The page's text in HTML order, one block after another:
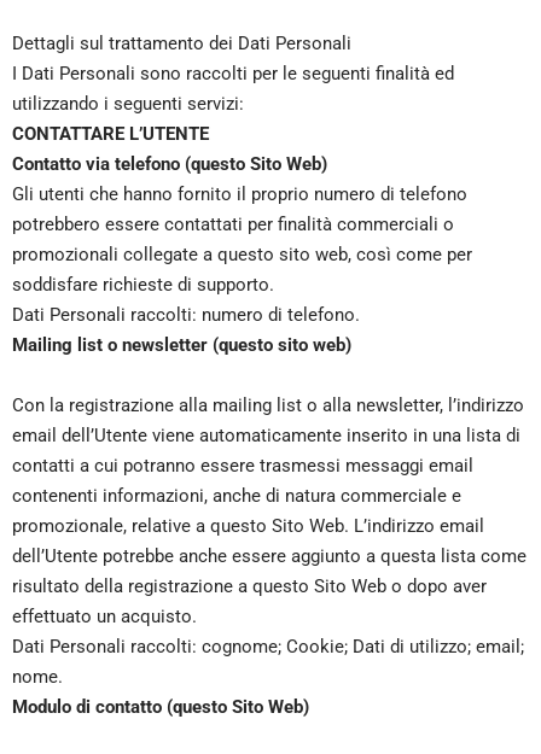
Dettagli sul trattamento dei Dati Personali
I Dati Personali sono raccolti per le seguenti finalità ed
utilizzando i seguenti servizi:
CONTATTARE L’UTENTE
Contatto via telefono (questo Sito Web)
Gli utenti che hanno fornito il proprio numero di telefono
potrebbero essere contattati per finalità commerciali o
promozionali collegate a questo sito web, così come per
soddisfare richieste di supporto.
Dati Personali raccolti: numero di telefono.
Mailing list o newsletter (questo sito web)
Con la registrazione alla mailing list o alla newsletter, l’indirizzo
email dell’Utente viene automaticamente inserito in una lista di
contatti a cui potranno essere trasmessi messaggi email
contenenti informazioni, anche di natura commerciale e
promozionale, relative a questo Sito Web. L’indirizzo email
dell’Utente potrebbe anche essere aggiunto a questa lista come
risultato della registrazione a questo Sito Web o dopo aver
effettuato un acquisto.
Dati Personali raccolti: cognome; Cookie; Dati di utilizzo; email;
nome.
Modulo di contatto (questo Sito Web)